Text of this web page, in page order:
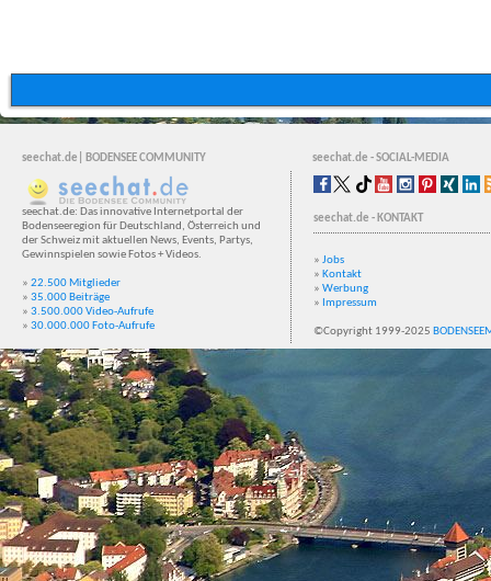
seechat.de| BODENSEE COMMUNITY seechat.de - SOCIAL-MEDIA
seechat.de: Das innovative Internetportal der
Bodenseeregion für Deutschland, Österreich und
der Schweiz mit aktuellen News, Events, Partys,
Gewinnspielen sowie Fotos + Videos.
» 22.500 Mitglieder
» 35.000 Beiträge
» 3.500.000 Video-Aufrufe
» 30.000.000 Foto-Aufrufe
seechat.de - KONTAKT
» Jobs
» Kontakt
» Werbung
» Impressum
©Copyright 1999-2025